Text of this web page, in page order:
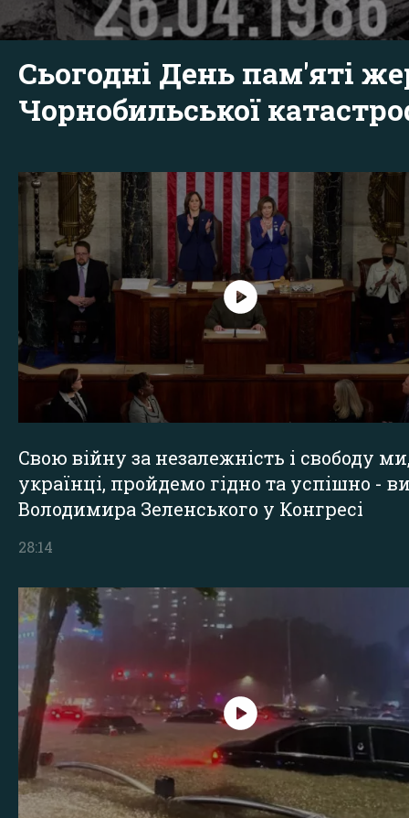
Сьогодні День пам'яті
Чорнобильської
Свою війну за незалежність і свободу
українці, пройдемо гідно та успішно -
Володимира Зеленського у Конгресі
28:14